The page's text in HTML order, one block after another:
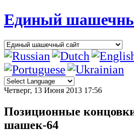
Единый
Четверг, 13 Июня 2013 17:56
Позиционные
шашек-64